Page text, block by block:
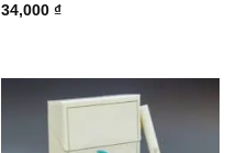
34,000 ₫